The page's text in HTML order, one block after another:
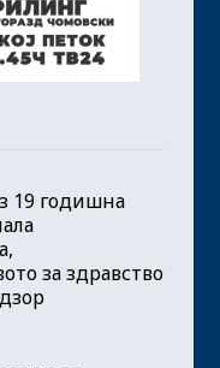
19 годишна
за здравство